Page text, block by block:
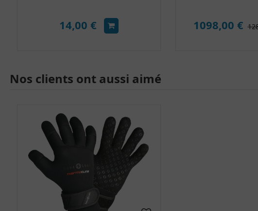
14,00 € 1098,00 €
Nos clients ont aussi aimé